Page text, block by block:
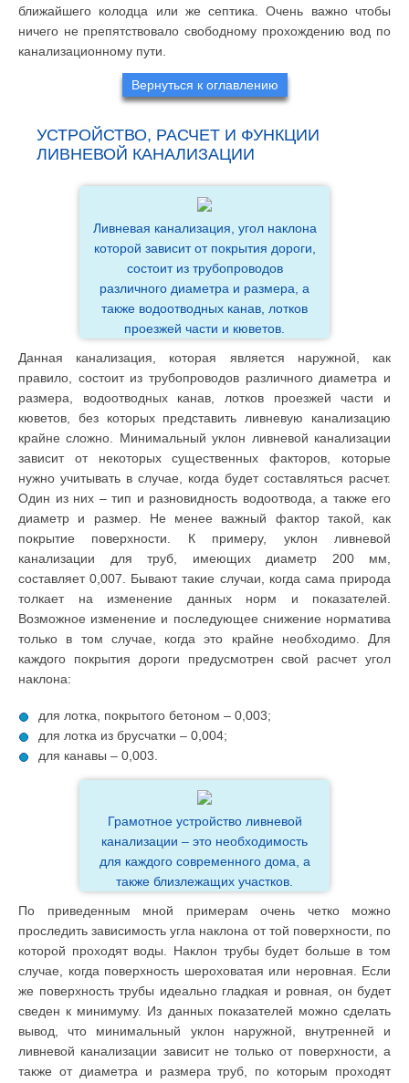
ближайшего колодца или же септика. Очень важно чтобы
ничего не препятствовало свободному прохождению вод по
канализационному пути.
Вернуться к оглавлению
УСТРОЙСТВО, РАСЧЕТ И ФУНКЦИИ
ЛИВНЕВОЙ КАНАЛИЗАЦИИ
Ливневая канализация, угол наклона
которой зависит от покрытия дороги,
состоит из трубопроводов
различного диаметра и размера, а
также водоотводных канав, лотков
проезжей части и кюветов.
Данная канализация, которая является наружной, как
правило, состоит из трубопроводов различного диаметра и
размера, водоотводных канав, лотков проезжей части и
кюветов, без которых представить ливневую канализацию
крайне сложно. Минимальный уклон ливневой канализации
зависит от некоторых существенных факторов, которые
нужно учитывать в случае, когда будет составляться расчет.
Один из них – тип и разновидность водоотвода, а также его
диаметр и размер. Не менее важный фактор такой, как
покрытие поверхности. К примеру, уклон ливневой
канализации для труб, имеющих диаметр 200 мм,
составляет 0,007. Бывают такие случаи, когда сама природа
толкает на изменение данных норм и показателей.
Возможное изменение и последующее снижение норматива
только в том случае, когда это крайне необходимо. Для
каждого покрытия дороги предусмотрен свой расчет угол
наклона:
для лотка, покрытого бетоном – 0,003;
для лотка из брусчатки – 0,004;
для канавы – 0,003.
Грамотное устройство ливневой
канализации – это необходимость
для каждого современного дома, а
также близлежащих участков.
По приведенным мной примерам очень четко можно
проследить зависимость угла наклона от той поверхности, по
которой проходят воды. Наклон трубы будет больше в том
случае, когда поверхность шероховатая или неровная. Если
же поверхность трубы идеально гладкая и ровная, он будет
сведен к минимуму. Из данных показателей можно сделать
вывод, что минимальный уклон наружной, внутренней и
ливневой канализации зависит не только от поверхности, а
также от диаметра и размера труб, по которым проходят